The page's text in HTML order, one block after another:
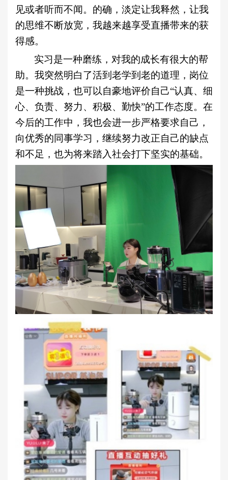
见或者听而不闻。的确，淡定让我释然，让我
的思维不断放宽，我越来越享受直播带来的获
得感。
实习是一种磨练，对我的成长有很大的帮
助。我突然明白了活到老学到老的道理，岗位
是一种挑战，也可以自豪地评价自己“认真、细
心、负责、努力、积极、勤快”的工作态度。在
今后的工作中，我也会进一步严格要求自己，
向优秀的同事学习，继续努力改正自己的缺点
和不足，也为将来踏入社会打下坚实的基础。